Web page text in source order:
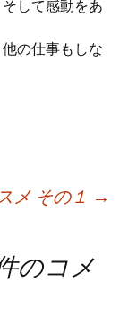
して感動をあ
の仕事もしな
メ その１ →
のコメ